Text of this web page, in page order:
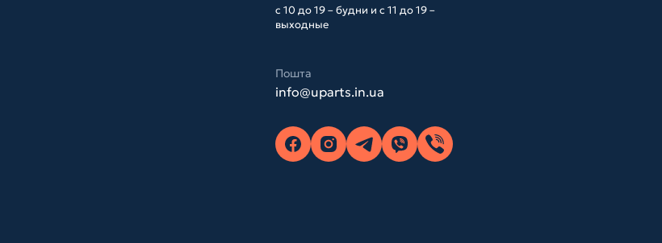
с 10 до 19 – будни и с 11 до 19 –
выходные
Пошта
info@uparts.in.ua